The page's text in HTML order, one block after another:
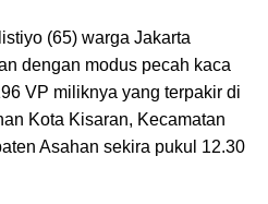
(65) warga Jakarta
dengan modus pecah kaca
VP miliknya yang terpakir di
Kota Kisaran, Kecamatan
Asahan sekira pukul 12.30